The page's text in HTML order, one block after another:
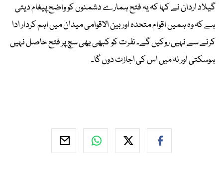
گیلاد اردان نے کہا کہ یہ فتح ہمارے دشمنوں کو واضح پیغام دیتی
ہے کہ وہ ہمیں اقوام متحدہ اور بین الاقوامی میدان میں اہم کردار ادا
کرنے سے نہیں روکیں گے۔ نفرت کو کبھی بھی سچ پر فتح حاصل نہیں
ہوسکتی اور نہ میں اس کی اجازت دوں گا۔